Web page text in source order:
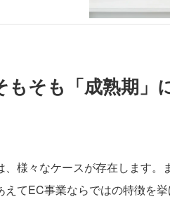
そも「成熟期」
様々なケースが存在します。
てEC事業ならではの特徴を